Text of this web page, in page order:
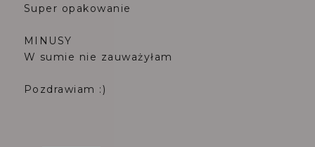
Super opakowanie
MINUSY
W sumie nie zauważyłam
Pozdrawiam :)